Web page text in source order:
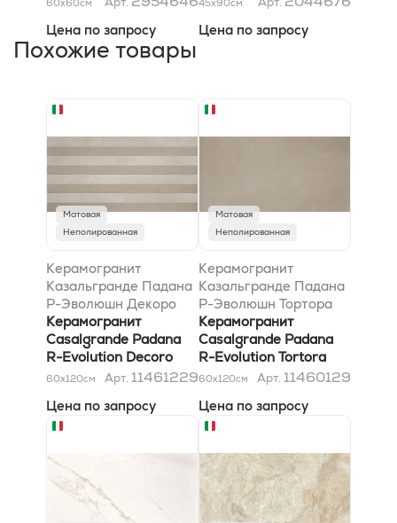
Цена по запросу Цена по запросу
Похожие товары
Матовая
Неполированная
Керамогранит
Казальгранде Падана
Р-Эволюшн Декоро
Стрипес Сэнд-Тортора
60x120
Керамогранит
Casalgrande Padana
R-Evolution Decoro
Stripes Sand-Tortora
60x120см Арт. 11461229
Цена по запросу
Матовая
Неполированная
Керамогранит
Казальгранде Падана
Р-Эволюшн Тортора
*36SC* 60x120
Керамогранит
Casalgrande Padana
R-Evolution Tortora
*36SC* 60x120
60x120см Арт. 11460129
Цена по запросу